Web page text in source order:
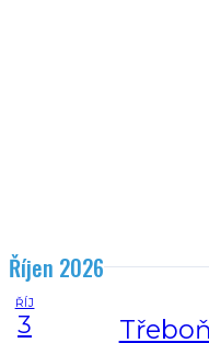
Říjen 2026
ŘÍJ
3